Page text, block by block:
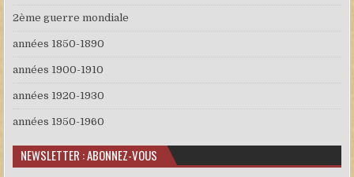
2ème guerre mondiale
années 1850-1890
années 1900-1910
années 1920-1930
années 1950-1960
NEWSLETTER : ABONNEZ-VOUS